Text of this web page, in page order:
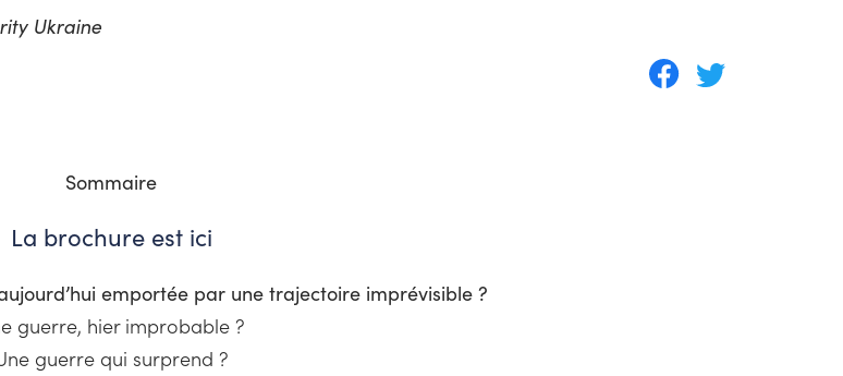
Ukraine
Sommaire
La brochure est ici
emportée par une trajectoire imprévisible ?
guerre, hier improbable ?
guerre qui surprend ?